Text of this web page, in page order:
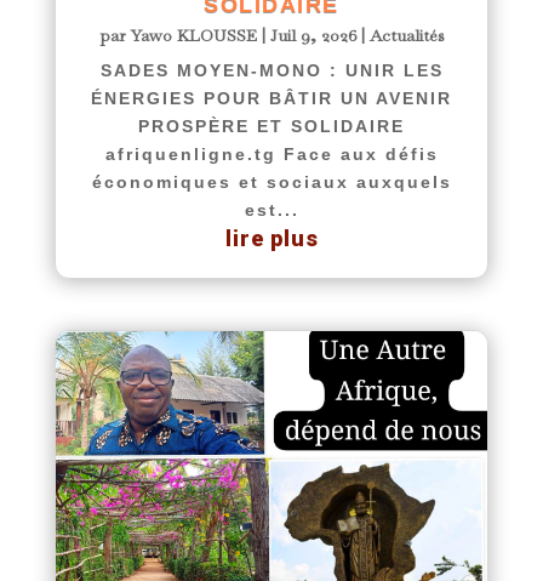
SOLIDAIRE
parYawo KLOUSSE| Juil 9, 2026|Actualités
SADES MOYEN-MONO : UNIR LES
ÉNERGIES POUR BÂTIR UN AVENIR
PROSPÈRE ET SOLIDAIRE
afriquenligne.tg Face aux défis
économiques et sociaux auxquels
est...
lire plus